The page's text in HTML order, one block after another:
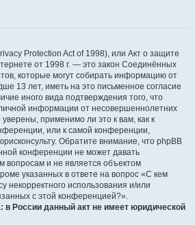
Protection Act of 1998), или Акт о защите
от 1998 г. — это закон Соединённых
которые могут собирать информацию от
13 лет, иметь на это письменное согласие
иного вида подтверждения того, что
информации от несовершеннолетних
применимо ли это к вам, как к
или к самой конференции,
Обратите внимание, что phpBB
конференции не может давать
вопросам и не является объектом
указанных в ответе на вопрос «С кем
некорректного использования и/или
с этой конференцией?».
в России данный акт не имеет юридической